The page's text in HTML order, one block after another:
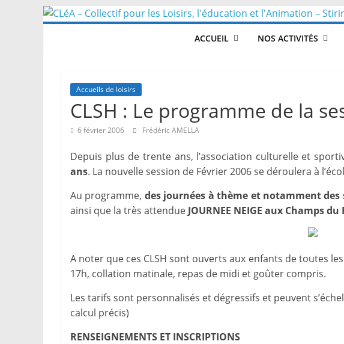
Skip
to
les
et
ACCUEIL NOS ACTIVITÉS
Accueils de loisirs
CLSH : Le programme de la
6 février 2006 Frédéric AMELLA
Depuis plus de trente ans, l’association culturelle et
ans. La nouvelle session de Février 2006 se déroulera à
Au programme, des journées à thème et notamment des
ainsi que la très attendue JOURNEE NEIGE aux Champs du
A noter que ces CLSH sont ouverts aux enfants de toutes
17h, collation matinale, repas de midi et goûter compris.
Les tarifs sont personnalisés et dégressifs et peuvent
calcul précis)
RENSEIGNEMENTS ET INSCRIPTIONS